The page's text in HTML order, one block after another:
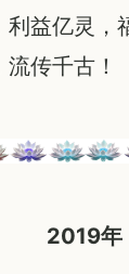
利益亿灵，
传千古！
2019年